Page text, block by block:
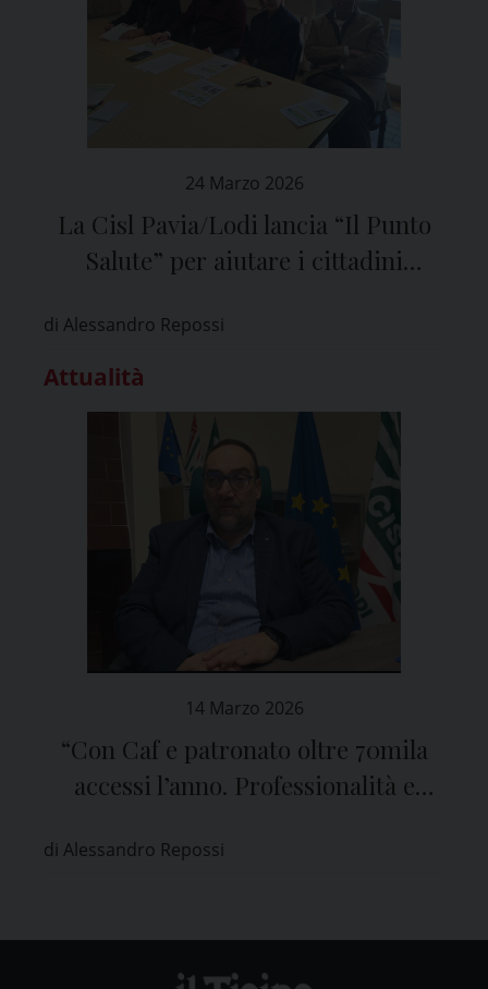
24 Marzo 2026
La Cisl Pavia/Lodi lancia “Il Punto
Salute” per aiutare i cittadini
di Alessandro Repossi
Attualità
14 Marzo 2026
“Con Caf e patronato oltre 70mila
accessi l’anno. Professionalità e
Cisl”
di Alessandro Repossi